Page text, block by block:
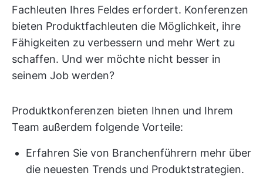
Fachleuten Ihres Feldes erfordert. Konferenzen
bieten Produktfachleuten die Möglichkeit, ihre
Fähigkeiten zu verbessern und mehr Wert zu
schaffen. Und wer möchte nicht besser in
seinem Job werden?
Produktkonferenzen bieten Ihnen und Ihrem
Team außerdem folgende Vorteile:
Erfahren Sie von Branchenführern mehr über
die neuesten Trends und Produktstrategien.